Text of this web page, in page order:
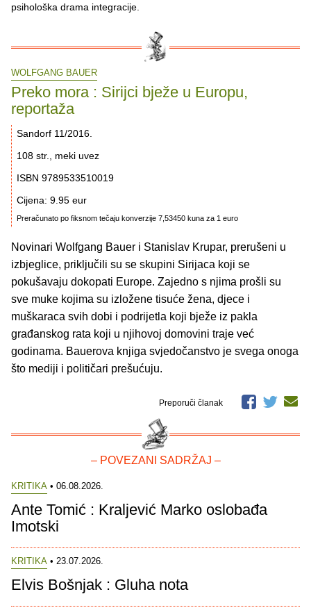
psihološka drama integracije.
WOLFGANG BAUER
Preko mora : Sirijci bježe u Europu,
reportaža
Sandorf 11/2016.
108 str., meki uvez
ISBN 9789533510019
Cijena: 9.95 eur
Preračunato po fiksnom tečaju konverzije 7,53450 kuna za 1 euro
Novinari Wolfgang Bauer i Stanislav Krupar, prerušeni u
izbjeglice, priključili su se skupini Sirijaca koji se
pokušavaju dokopati Europe. Zajedno s njima prošli su
sve muke kojima su izložene tisuće žena, djece i
muškaraca svih dobi i podrijetla koji bježe iz pakla
građanskog rata koji u njihovoj domovini traje već
godinama. Bauerova knjiga svjedočanstvo je svega onoga
što mediji i političari prešućuju.
Preporuči članak
– POVEZANI SADRŽAJ –
KRITIKA • 06.08.2026.
Ante Tomić : Kraljević Marko oslobađa
Imotski
KRITIKA • 23.07.2026.
Elvis Bošnjak : Gluha nota